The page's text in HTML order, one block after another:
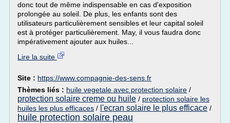
donc tout de même indispensable en cas d'exposition
prolongée au soleil. De plus, les enfants sont des
utilisateurs particulièrement sensibles et leur capital soleil
est à protéger particulièrement. May, il vous faudra donc
impérativement ajouter aux huiles...
Lire la suite
Site : https://www.compagnie-des-sens.fr
Thèmes liés : huile vegetale avec protection solaire /
protection solaire creme ou huile / protection solaire les
huiles les plus efficaces / l'ecran solaire le plus efficace /
huile protection solaire peau